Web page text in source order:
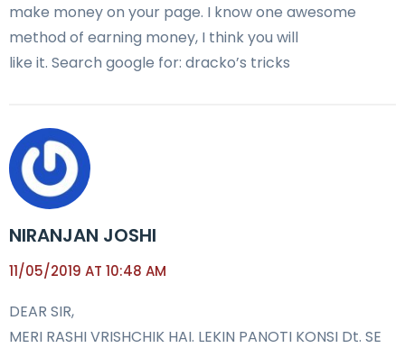
make money on your page. I know one awesome
method of earning money, I think you will
like it. Search google for: dracko’s tricks
NIRANJAN JOSHI
11/05/2019 AT 10:48 AM
DEAR SIR,
MERI RASHI VRISHCHIK HAI. LEKIN PANOTI KONSI Dt. SE